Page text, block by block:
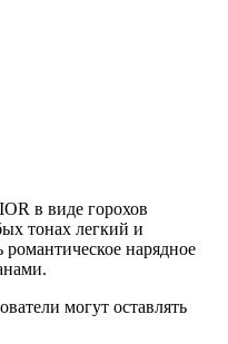
в виде горохов
тонах легкий и
нарядное
могут оставлять